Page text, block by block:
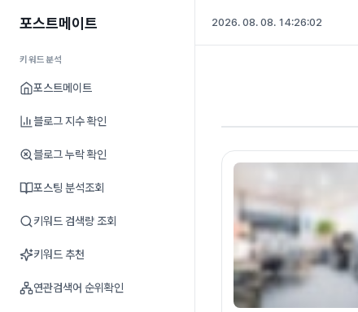
포스트메이트
키워드분석
포스트메이트
블로그 지수 확인
블로그 누락 확인
포스팅 분석조회
키워드 검색량 조회
키워드 추천
연관검색어 순위확인
2026. 08. 08. 14:26:03